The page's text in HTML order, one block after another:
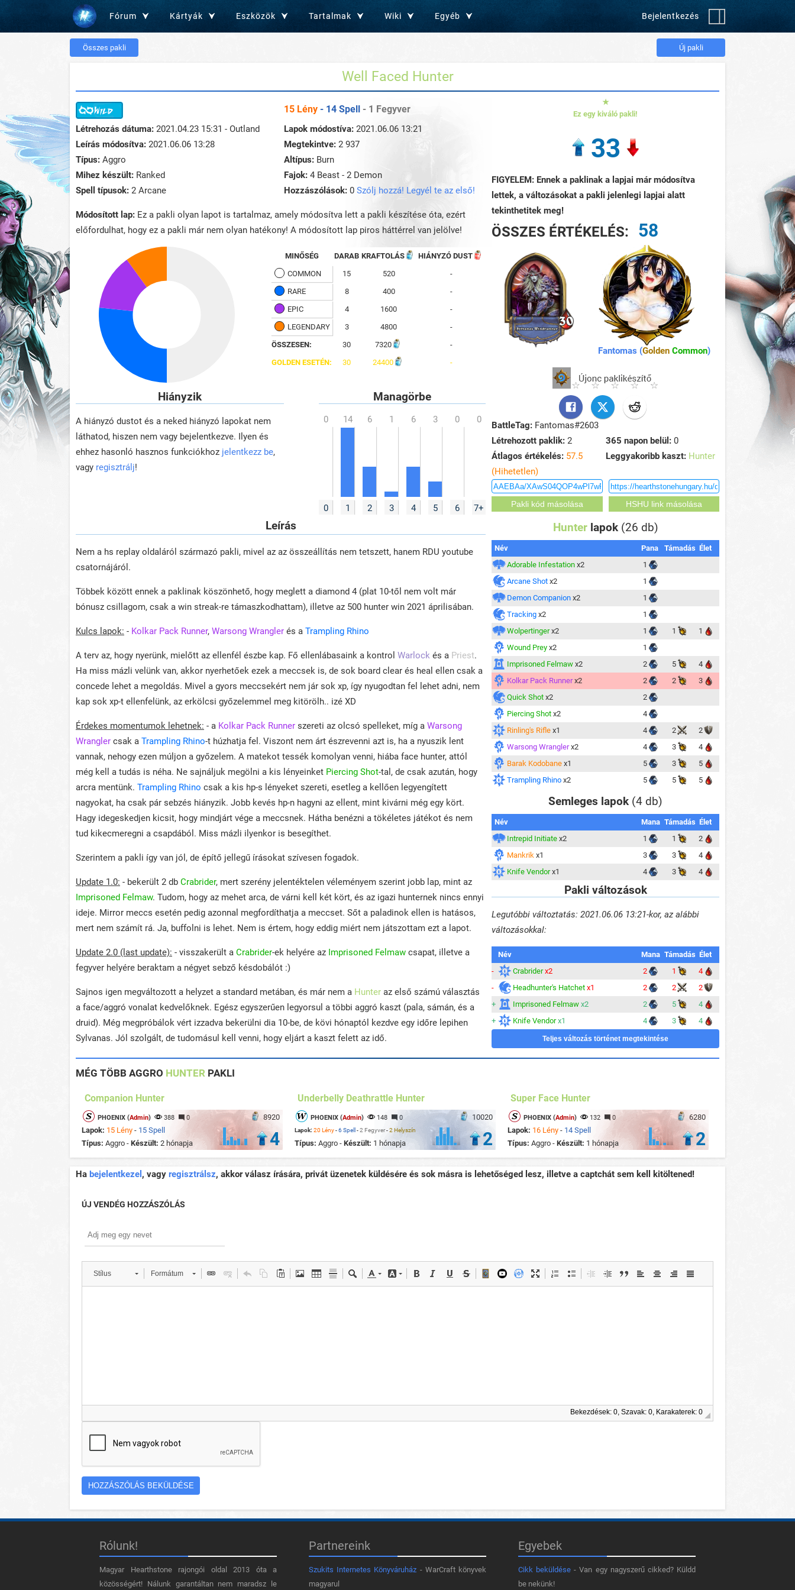
Fórum Kártyák Eszközök Tartalmak Wiki Egyéb Bejelentkezés
Összes pakli Új pakli
Well Faced Hunter
15 Lény - 14 Spell- 1 Fegyver
Létrehozás dátuma: 2021.04.23 15:31 - Outland Lapok módostíva: 2021.06.06 13:21
Leírás módosítva: 2021.06.06 13:28 Megtekintve:2 937
Típus: Aggro Altípus: Burn
Mihez készült: Ranked Fajok:4 Beast - 2 Demon
Spell típusok: 2 Arcane Hozzászólások:0 Szólj hozzá! Legyél te az első!
Módosított lap: Ez a pakli olyan lapot is tartalmaz, amely módosítva lett a pakli készítése óta, ezért
előfordulhat, hogy ez a pakli már nem olyan hatékony! A módosított lap piros háttérrel van jelölve!
MINŐSÉG DARAB KRAFTOLÁS
HIÁNYZÓ DUST
COMMON
15 520
-
RARE
8 400
-
EPIC
4 1600
-
LEGENDARY
3 4800
-
ÖSSZESEN:
30 7320
-
GOLDEN ESETÉN:
30 24400 -
Hiányzik
A hiányzó dustot és a neked hiányzó lapokat nem
láthatod, hiszen nem vagy bejelentkezve. Ilyen és
ehhez hasonló hasznos funkciókhoz jelentkezz be,
vagy regisztrálj!
Managörbe
0 1 2 3 4 5 6 7+
Leírás
Nem a hs replay oldaláról származó pakli, mivel az az összeállítás nem tetszett, hanem RDU youtube
csatornájáról.
Többek között ennek a paklinak köszönhető, hogy meglett a diamond 4 (plat 10-től nem volt már
bónusz csillagom, csak a win streak-re támaszkodhattam), illetve az 500 hunter win 2021 áprilisában.
Kulcs lapok: - Kolkar Pack Runner, Warsong Wrangler és a Trampling Rhino
A terv az, hogy nyerünk, mielőtt az ellenfél észbe kap. Fő ellenlábasaink a kontrol Warlock és a Priest.
Ha miss mázli velünk van, akkor nyerhetőek ezek a meccsek is, de sok board clear és heal ellen csak a
concede lehet a megoldás. Mivel a gyors meccsekért nem jár sok xp, így nyugodtan fel lehet adni, nem
kap sok xp-t ellenfelünk, az erkölcsi győzelemmel meg kitörölh.. izé XD
Érdekes momentumok lehetnek: - a Kolkar Pack Runner szereti az olcsó spelleket, míg a Warsong
Wrangler csak a Trampling Rhino-t húzhatja fel. Viszont nem árt észrevenni azt is, ha a nyuszik lent
vannak, nehogy ezen múljon a győzelem. A matekot tessék komolyan venni, hiába face hunter, attól
még kell a tudás is néha. Ne sajnáljuk megölni a kis lényeinket Piercing Shot-tal, de csak azután, hogy
arcra mentünk. Trampling Rhino csak a kis hp-s lényeket szereti, esetleg a kellően legyengített
nagyokat, ha csak pár sebzés hiányzik. Jobb kevés hp-n hagyni az ellent, mint kivárni még egy kört.
Hagy idegeskedjen kicsit, hogy mindjárt vége a meccsnek. Hátha benézni a tökéletes játékot és nem
tud kikecmeregni a csapdából. Miss mázli ilyenkor is besegíthet.
Szerintem a pakli így van jól, de építő jellegű írásokat szívesen fogadok.
Update 1.0: - bekerült 2 db Crabrider, mert szerény jelentéktelen véleményem szerint jobb lap, mint az
Imprisoned Felmaw. Tudom, hogy az mehet arca, de várni kell két kört, és az igazi hunternek nincs ennyi
ideje. Mirror meccs esetén pedig azonnal megfordíthatja a meccset. Sőt a paladinok ellen is hatásos,
mert nem számít rá. Ja, buffolni is lehet. Nem is értem, hogy eddig miért nem játszottam ezt a lapot.
Update 2.0 (last update): - visszakerült a Crabrider-ek helyére az Imprisoned Felmaw csapat, illetve a
fegyver helyére beraktam a négyet sebző késdobálót :)
Sajnos igen megváltozott a helyzet a standard metában, és már nem a Hunter az első számú választás
a face/aggró vonalat kedvelőknek. Egész egyszerűen legyorsul a többi aggró kaszt (pala, sámán, és a
druid). Még megpróbálok vért izzadva bekerülni dia 10-be, de kövi hónaptól kezdve egy időre lepihen
Sylvanas. Jól szolgált, de tudomásul kell venni, hogy eljárt a kaszt felett az idő.
★
Ez egy kiváló pakli!
33
FIGYELEM: Ennek a paklinak a lapjai már módosítva
lettek, a változásokat a pakli jelenlegi lapjai alatt
tekinthetitek meg!
ÖSSZES ÉRTÉKELÉS: 58
Fantomas (Golden Common)
BattleTag: Fantomas#2603
Létrehozott paklik: 2 365 napon belül:0
Átlagos értékelés: 57.5
(Hihetetlen)
Leggyakoribb kaszt: Hunter
Hunterlapok (26 db)
Név Pana Támadás Élet
Adorable Infestation x2
1
Arcane Shot x2
1
Demon Companion x2
1
Tracking x2
1
Wolpertinger x2 1 1
1
Wound Prey x2
1
Imprisoned Felmaw x2 2 5
4
Kolkar Pack Runner x2 2 2
3
Quick Shot x2
2
Piercing Shot x2
4
Rinling's Rifle x1 4 2
2
Warsong Wrangler x2 4 3
4
Barak Kodobane x1 5 3
5
Trampling Rhino x2 5 5 5
Semleges lapok (4 db)
Név Mana Támadás Élet
Intrepid Initiate x2 1 1
2
Mankrik x1 3 3
4
Knife Vendor x1 4 3 4
Pakli változások
Legutóbbi változtatás: 2021.06.06 13:21-kor, az alábbi
változásokkal:
Név Mana Támadás Élet
-
Crabrider x2 2 1
4
-
Headhunter's Hatchet x1 2 2
2
+
Imprisoned Felmaw x2 2 5
4
+
Knife Vendor x1 4 3 4
Teljes változás történet megtekintése
MÉG TÖBB AGGRO HUNTER PAKLI
Companion Hunter
8920
PHOENIX (Admin) 388 0
Lapok: 15 Lény - 15 Spell
Típus: Aggro - Készült: 2 hónapja 4
Underbelly Deathrattle Hunter
10020
PHOENIX (Admin) 148 0
Lapok: 20 Lény-6 Spell -2 Fegyver-2 Helyszín
Típus: Aggro - Készült: 1 hónapja 2
Super Face Hunter
6280
PHOENIX (Admin) 132 0
Lapok: 16 Lény - 14 Spell
Típus: Aggro - Készült: 1 hónapja 2
Ha bejelentkezel , vagy regisztrálsz, akkor válasz írására, privát üzenetek küldésére és sok másra is lehetőséged lesz, illetve a captchát sem kell kitöltened!
ÚJ VENDÉG HOZZÁSZÓLÁS
Stílus Formátum
Bekezdések: 0, Szavak: 0, Karakaterek: 0
Rólunk!
Magyar Hearthstone​ rajongói oldal 2013 óta a
közösségért! Nálunk garantáltan nem maradsz le
Partnereink
Szukits Internetes Könyváruház - WarCraft könyvek
magyarul
Egyebek
Cikk beküldése - Van egy nagyszerű cikked? Küldd
be nekünk!